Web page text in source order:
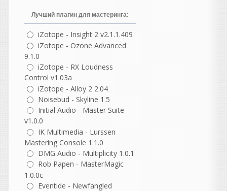
аккордовой прогрессии. И
есть ли он здесь вообще...
Второй день пытаюсь
аккорды по тактам
ничего кроме функции
"лайв" я здесь не нашел.
Rocker
написал 08.08.2026 в01:23
На другом ресурсе уже есть
нормальная версия.
Heavy
написал 07.08.2026 в 19:24
Жирненький! Они, кстати,
веб версию
запилилиhttps://muscriptor.kyutai.org/
Лучший плагин для мастеринга:
iZotope - Insight 2 v2.1.1.409
iZotope - Ozone Advanced
9.1.0
iZotope - RX Loudness
Control v1.03a
iZotope - Alloy 2 2.04
Noisebud - Skyline 1.5
Initial Audio - Master Suite
v1.0.0
IK Multimedia - Lurssen
Mastering Console 1.1.0
DMG Audio - Multiplicity 1.0.1
Rob Papen - MasterMagic
1.0.0c
Eventide - Newfangled